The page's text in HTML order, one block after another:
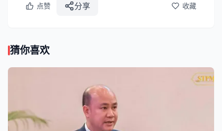
点赞 分享 收藏
猜你喜欢